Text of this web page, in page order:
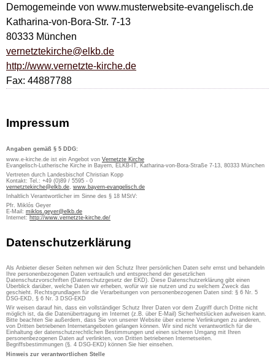
Demogemeinde von www.musterwebsite-evangelisch.de
Katharina-von-Bora-Str. 7-13
80333 München
vernetztekirche@elkb.de
http://www.vernetzte-kirche.de
Fax: 44887788
Impressum
Angaben gemäß § 5 DDG:
www.e-kirche.de ist ein Angebot von Vernetzte Kirche
Evangelisch-Lutherische Kirche in Bayern, ELKB-IT, Katharina-von-Bora-Straße 7-13, 80333 München
Vertreten durch Landesbischof Christian Kopp
Kontakt: Tel.: +49 (0)89 / 5595 - 0
vernetztekirche@elkb.de, www.bayern-evangelisch.de
Inhaltlich Verantwortlicher im Sinne des § 18 MStV:
Pfr. Miklós Geyer
E-Mail: miklos.geyer@elkb.de
Internet: http://www.vernetzte-kirche.de/
Datenschutzerklärung
Als Anbieter dieser Seiten nehmen wir den Schutz Ihrer persönlichen Daten sehr ernst und behandeln
Ihre personenbezogenen Daten vertraulich und entsprechend der gesetzlichen
Datenschutzvorschriften (Datenschutzgesetz der EKD). Diese Datenschutzerklärung gibt einen
Überblick darüber, welche Daten wir erheben, wofür wir sie nutzen und zu welchem Zweck das
geschieht. Rechtsgrundlagen für die Verarbeitungen von personenbezogenen Daten sind: § 6 Nr. 5
DSG-EKD, § 6 Nr. 3 DSG-EKD
Wir weisen darauf hin, dass ein vollständiger Schutz Ihrer Daten vor dem Zugriff durch Dritte nicht
möglich ist, da die Datenübertragung im Internet (z.B. über E-Mail) Sicherheitslücken aufweisen kann.
Bitte beachten Sie außerdem, dass Sie von unserer Website über externe Verlinkungen zu anderen,
von Dritten betriebenen Internetangeboten gelangen können. Wir sind nicht verantwortlich für die
Einhaltung der datenschutzrechtlichen Bestimmungen und einen sicheren Umgang mit Ihren
personenbezogenen Daten auf verlinkten, von Dritten betriebenen Internetseiten.
Begriffsbestimmungen (§. 4 DSG-EKD) können Sie hier einsehen.
Hinweis zur verantwortlichen Stelle